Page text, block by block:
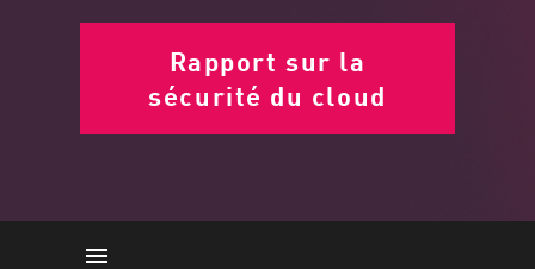
Rapport sur la
sécurité du cloud